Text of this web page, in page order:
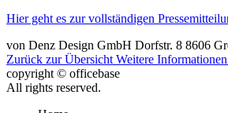
Hier geht es zur vollständigen
von Denz Design GmbH Dorfstr. 8 8606
Zurück zur Übersicht Weitere
copyright © officebase
All rights reserved.